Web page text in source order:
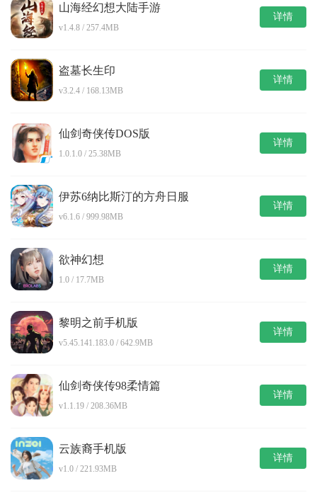
山海经幻想大陆手游
v1.4.8 / 257.4MB
详情
盗墓长生印
v3.2.4 / 168.13MB
详情
仙剑奇侠传DOS版
1.0.1.0 / 25.38MB
详情
伊苏6纳比斯汀的方舟日服
v6.1.6 / 999.98MB
详情
欲神幻想
1.0 / 17.7MB
详情
黎明之前手机版
v5.45.141.183.0 / 642.9MB
详情
仙剑奇侠传98柔情篇
v1.1.19 / 208.36MB
详情
云族裔手机版
v1.0 / 221.93MB
详情